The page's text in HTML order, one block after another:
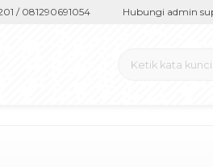
081290691054 Hubungi admin